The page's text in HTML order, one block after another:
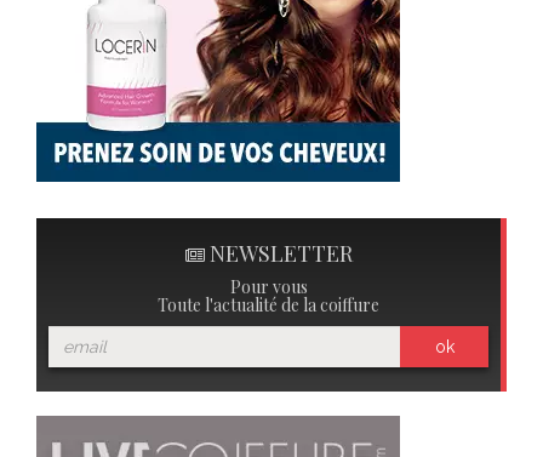
NEWSLETTER
Pour vous
Toute l'actualité de la coiffure
ok